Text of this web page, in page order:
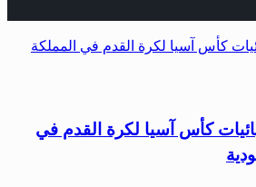
كأس آسيا لكرة القدم في